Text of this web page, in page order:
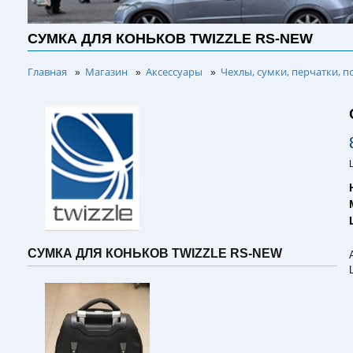
СУМКА ДЛЯ КОНЬКОВ TWIZZLE RS-NEW
Главная » Магазин » Аксессуары » Чехлы, сумки, перчатки,
СУМКА ДЛЯ КОНЬКОВ TWIZZLE RS-NEW